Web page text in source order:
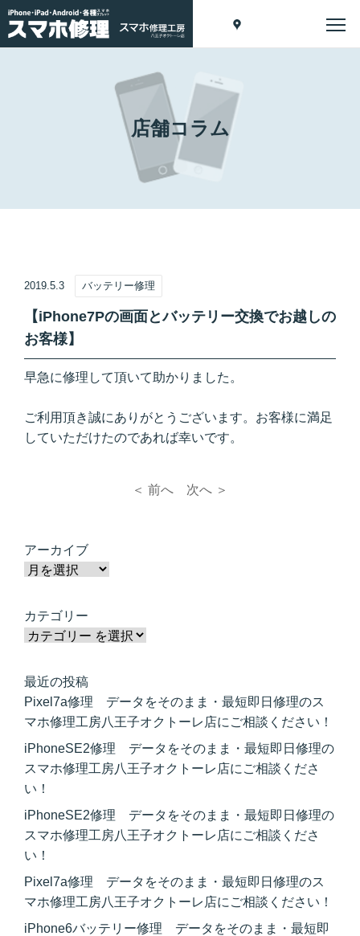
店舗コラム
2019.5.3 バッテリー修理
【iPhone7Pの画面とバッテリー交換でお越しの
お客様】
早急に修理して頂いて助かりました。
ご利用頂き誠にありがとうございます。お客様に満足
していただけたのであれば幸いです。
＜ 前へ 次へ ＞
アーカイブ
カテゴリー
最近の投稿
Pixel7a修理 データをそのまま・最短即日修理のス
マホ修理工房八王子オクトーレ店にご相談ください！
iPhoneSE2修理 データをそのまま・最短即日修理の
スマホ修理工房八王子オクトーレ店にご相談くださ
い！
iPhoneSE2修理 データをそのまま・最短即日修理の
スマホ修理工房八王子オクトーレ店にご相談くださ
い！
Pixel7a修理 データをそのまま・最短即日修理のス
マホ修理工房八王子オクトーレ店にご相談ください！
iPhone6バッテリー修理 データをそのまま・最短即